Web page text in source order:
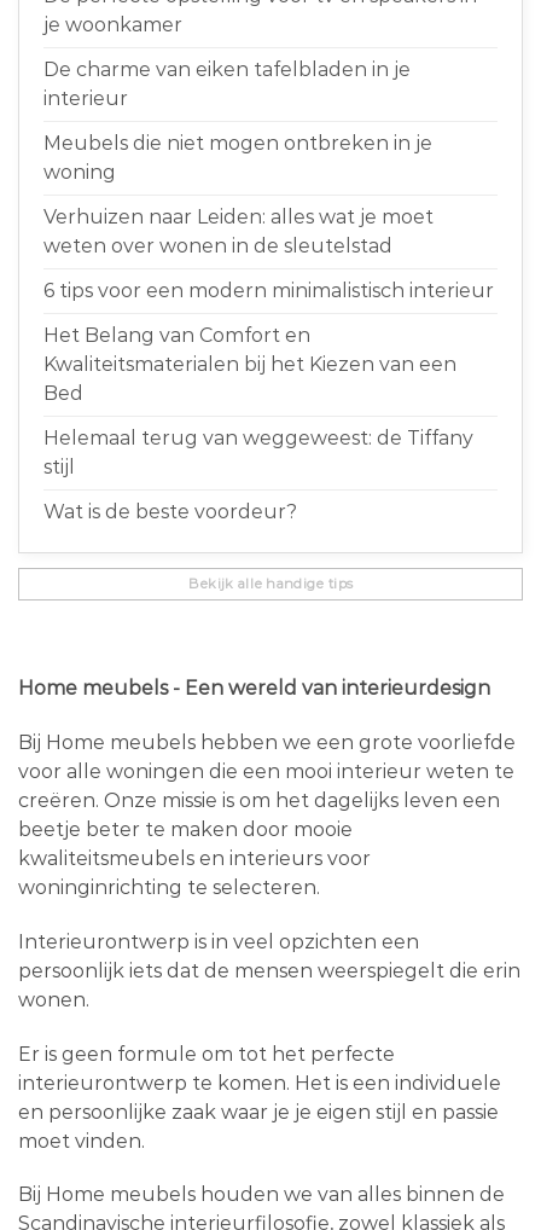
je woonkamer
De charme van eiken tafelbladen in je
interieur
Meubels die niet mogen ontbreken in je
woning
Verhuizen naar Leiden: alles wat je moet
weten over wonen in de sleutelstad
6 tips voor een modern minimalistisch interieur
Het Belang van Comfort en
Kwaliteitsmaterialen bij het Kiezen van een
Bed
Helemaal terug van weggeweest: de Tiffany
stijl
Wat is de beste voordeur?
Bekijk alle handige tips
Home meubels - Een wereld van interieurdesign
Bij Home meubels hebben we een grote voorliefde
voor alle woningen die een mooi interieur weten te
creëren. Onze missie is om het dagelijks leven een
beetje beter te maken door mooie
kwaliteitsmeubels en interieurs voor
woninginrichting te selecteren.
Interieurontwerp is in veel opzichten een
persoonlijk iets dat de mensen weerspiegelt die erin
wonen.
Er is geen formule om tot het perfecte
interieurontwerp te komen. Het is een individuele
en persoonlijke zaak waar je je eigen stijl en passie
moet vinden.
Bij Home meubels houden we van alles binnen de
Scandinavische interieurfilosofie, zowel klassiek als